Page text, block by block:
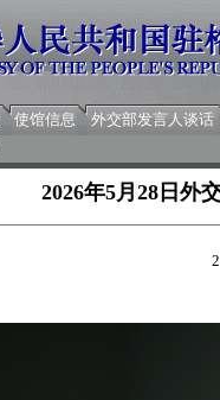
使馆信息
外交部发言人谈话
2026年5月28日外